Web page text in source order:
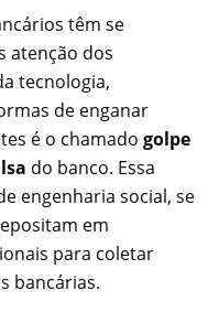
têm se
atenção dos
tecnologia,
de enganar
é o chamado golpe
do banco. Essa
engenharia social, se
em
para coletar
bancárias.